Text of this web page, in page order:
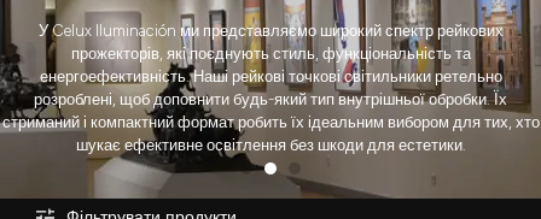
У Celux Iluminación ми представляємо широкий спектр рейкових
прожекторів, які поєднують стиль, функціональність та
енергоефективність. Наші рейкові точкові світильники ретельно
розроблені, щоб доповнити будь-який тип внутрішньої обробки. Їх
стриманий і компактний формат робить їх ідеальним вибором для тих, хто
шукає ефективне освітлення без шкоди для естетики.